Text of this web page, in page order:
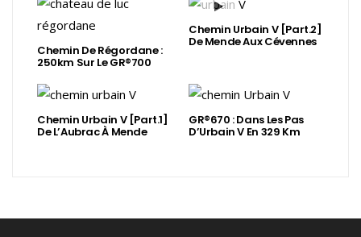
Chemin De Régordane :
250km Sur Le GR®700
Chemin Urbain V [Part.2]
De Mende Aux Cévennes
Chemin Urbain V [Part.1]
De L’Aubrac À Mende
GR®670 : Dans Les Pas
D’Urbain V En 329 Km